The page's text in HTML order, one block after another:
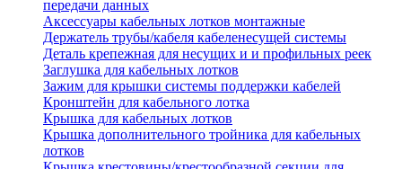
передачи данных
Аксессуары кабельных лотков монтажные
Держатель трубы/кабеля кабеленесущей системы
Деталь крепежная для несущих и и профильных реек
Заглушка для кабельных лотков
Зажим для крышки системы поддержки кабелей
Кронштейн для кабельного лотка
Крышка для кабельных лотков
Крышка дополнительного тройника для кабельных
лотков